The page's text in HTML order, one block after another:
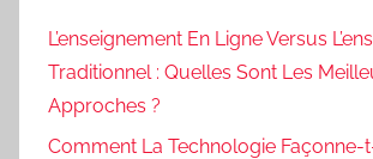
L’enseignement En Ligne Versus
Traditionnel : Quelles Sont Les
Approches ?
Comment La Technologie